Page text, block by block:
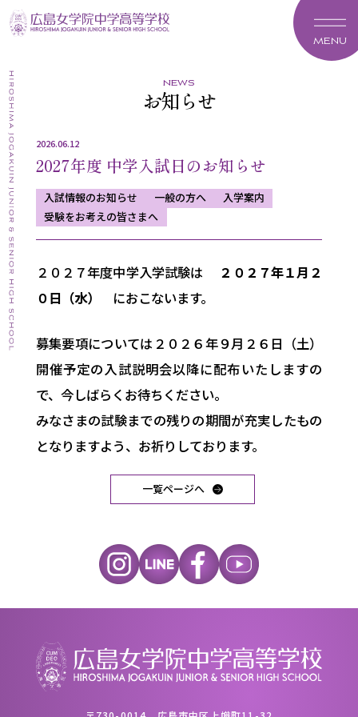
MENU
news
お知らせ
2026.06.12
2027年度 中学入試日のお知らせ
入試情報のお知らせ 一般の方へ
入学案内
受験をお考えの皆さまへ
２０２７年度中学入学試験は
２０２７年１月２
０日（水） におこないます。
募集要項については２０２６年９月２６日（土）
開催予定の入試説明会以降に配布いたしますの
で、今しばらくお待ちください。
みなさまの試験までの残りの期間が充実したもの
となりますよう、お祈りしております。
一覧ページへ